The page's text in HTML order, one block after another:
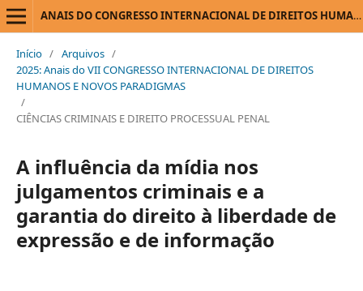
ANAIS DO CONGRESSO INTERNACIONAL DE DIREITOS HUMANOS E NOVOS PARADIGMAS
Início / Arquivos /
2025: Anais do VII CONGRESSO INTERNACIONAL DE DIREITOS
HUMANOS E NOVOS PARADIGMAS
/
CIÊNCIAS CRIMINAIS E DIREITO PROCESSUAL PENAL
A influência da mídia nos
julgamentos criminais e a
garantia do direito à liberdade de
expressão e de informação